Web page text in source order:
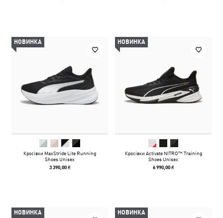
НОВИНКА
Кросівки MaxStride Lite Running
Shoes Unisex
3 390,00 ₴
НОВИНКА
Кросівки Activate NITRO™ Training
Shoes Unisex
6 990,00 ₴
НОВИНКА НОВИНКА